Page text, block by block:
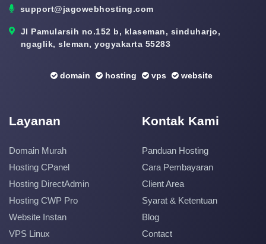
support@jagowebhosting.com
Jl Pamularsih no.152 b, klaseman, sinduharjo,
ngaglik, sleman, yogyakarta 55283
domain hosting vps website
Layanan
Domain Murah
Hosting CPanel
Hosting DirectAdmin
Hosting CWP Pro
Website Instan
VPS Linux
Kontak Kami
Panduan Hosting
Cara Pembayaran
Client Area
Syarat & Ketentuan
Blog
Contact